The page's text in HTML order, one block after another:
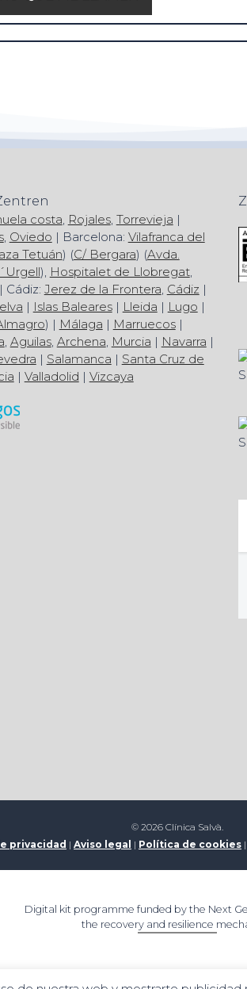
costa, Rojales, Torrevieja |
, Oviedo | Barcelona: Vilafranca del
Tetuán) (C/ Bergara) (Avda.
), Hospitalet de Llobregat,
Cádiz: Jerez de la Frontera, Cádiz |
| Islas Baleares| Lleida | Lugo |
) | Málaga | Marruecos|
, Aguilas, Archena, Murcia | Navarra |
| Salamanca | Santa Cruz de
| Valladolid | Vizcaya
© 2026 Clínica Salvà.
privacidad | Aviso legal | Política de cookies |
Digital kit programme funded by the Next
the recovery and resilience